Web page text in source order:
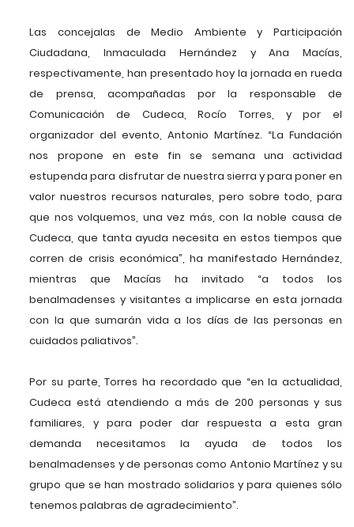
Las concejalas de Medio Ambiente y Participación
Ciudadana, Inmaculada Hernández y Ana Macías,
respectivamente, han presentado hoy la jornada en rueda
de prensa, acompañadas por la responsable de
Comunicación de Cudeca, Rocío Torres, y por el
organizador del evento, Antonio Martínez. “La Fundación
nos propone en este fin se semana una actividad
estupenda para disfrutar de nuestra sierra y para poner en
valor nuestros recursos naturales, pero sobre todo, para
que nos volquemos, una vez más, con la noble causa de
Cudeca, que tanta ayuda necesita en estos tiempos que
corren de crisis económica”, ha manifestado Hernández,
mientras que Macías ha invitado “a todos los
benalmadenses y visitantes a implicarse en esta jornada
con la que sumarán vida a los días de las personas en
cuidados paliativos”.
Por su parte, Torres ha recordado que “en la actualidad,
Cudeca está atendiendo a más de 200 personas y sus
familiares, y para poder dar respuesta a esta gran
demanda necesitamos la ayuda de todos los
benalmadenses y de personas como Antonio Martínez y su
grupo que se han mostrado solidarios y para quienes sólo
tenemos palabras de agradecimiento”.